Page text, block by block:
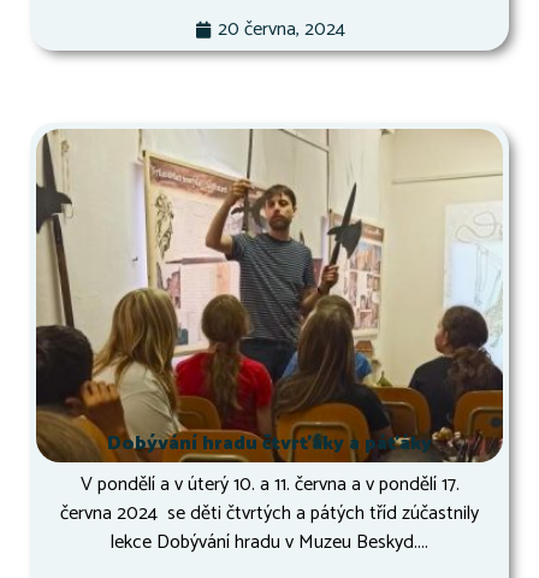
20 června, 2024
Dobývání hradu čtvrťáky a páťáky
V pondělí a v úterý 10. a 11. června a v pondělí 17.
června 2024 se děti čtvrtých a pátých tříd zúčastnily
lekce Dobývání hradu v Muzeu Beskyd....